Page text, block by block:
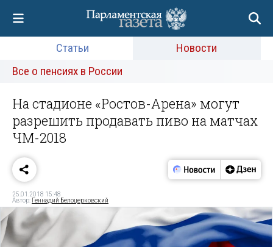
Статьи
Новости
Все о пенсиях в России
На стадионе «Ростов-Арена» могут
разрешить продавать пиво на матчах
ЧМ-2018
25.01.2018 15:48
Автор: Геннадий Белоцерковский